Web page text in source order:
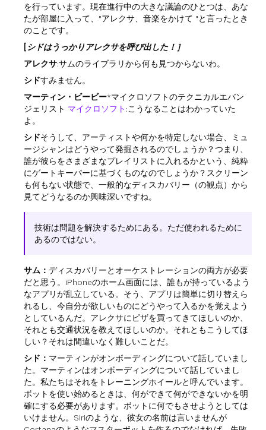
を行っています。現在進行中の大きな議論のひとつは、あな
たが部屋に入って、"アレクサ、音楽をかけて "と言ったとき
のことです。
[シドはうっかりアレクサを呼び出した！］
アレクサ:サムのライブラリから何も見つからないわ。
シドすみません。
マーティン・ビービー*マイクロソフトのテクニカルエバン
ジェリスト マイクロソフト :こうなることはわかっていた
よ。
シドそうして、アーティストや何かを特定しない場合、ミュ
ージシャンはどうやって発掘されるのでしょうか？つまり、
誰が彼らをさまざまなプレイリストに入れるかという、純粋
にゲートキーパーに基づくものなのでしょうか？スクリーン
も何もない状態で、一般的なディスカバリー（の観点）から
見てどうなるのか興味深いですね。
技術は問題を解決するためにある。ただ使われるために
あるのではない。
サム： ディスカバリーとオーケストレーションの両方が必要
だと思う。iPhoneのホーム画面には、誰もが持っているよう
なアプリが乱立している。そう、アプリは簡単に切り替えら
れるし、今自分が欲しいものにどうやって入るかを覚えよう
としているんだ。アレクサにピザを買ってきてほしいのか、
それとも交通状況を教えてほしいのか。それともこうしてほ
しい？それは間違いなく難しいことだ。
シド： マーティンがオンボーディングについて話していまし
た。マーティンはオンボーディングについて話していまし
た。私たちはそれをトレーニングホイールと呼んでいます。
ボットを使い始めるときは、何ができて何ができないかを明
確にする必要があります。ボットに何でもさせようとしては
いけません。Siriのような、彼女の名前は言いませんが